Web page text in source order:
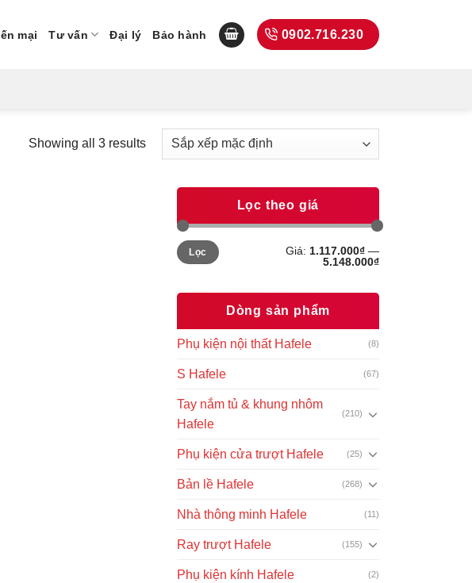
mại Tư vấn Đại lý Bảo hành 0902.716.230
Showing all 3 results
Lọc theo giá
Giá
tối
thiểu
Giá
tối
đa
Lọc Giá: 1.117.000₫ —
5.148.000₫
Dòng sản phẩm
Phụ kiện nội thất Hafele (8)
S Hafele (67)
Tay nắm tủ & khung nhôm
Hafele
(210)
Phụ kiện cửa trượt Hafele (25)
Bản lề Hafele (268)
Nhà thông minh Hafele (11)
Ray trượt Hafele (155)
Phụ kiện kính Hafele (2)